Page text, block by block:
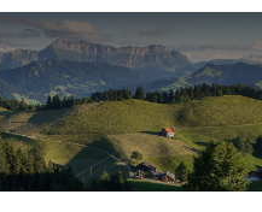
öffnen
ora